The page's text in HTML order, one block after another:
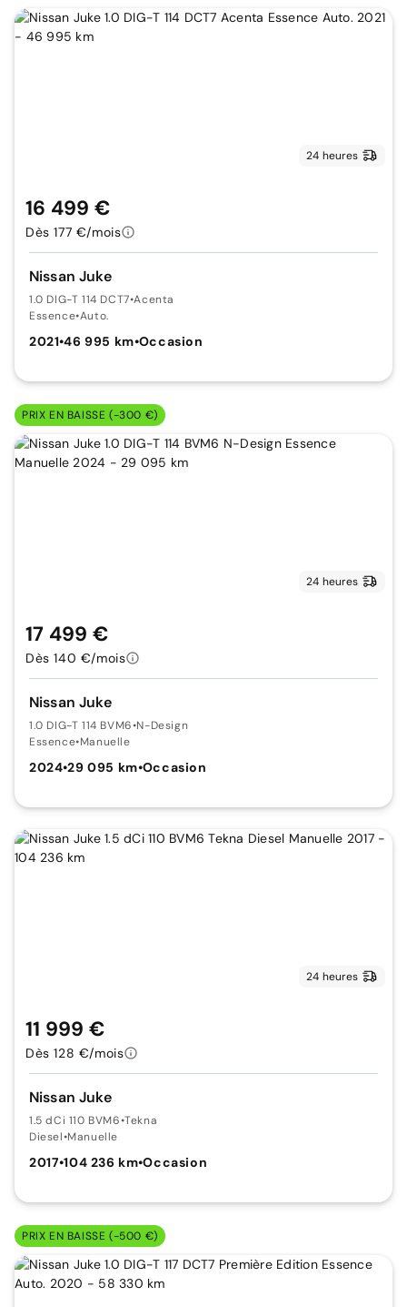
24 heures
Nissan Juke
1.0 DIG-T 114 DCT7•Acenta
Essence•Auto.
2021•46 995 km•Occasion
16 499 €
Dès 177 €/mois
PRIX EN BAISSE (-300 €)
24 heures
Nissan Juke
1.0 DIG-T 114 BVM6•N-Design
Essence•Manuelle
2024•29 095 km•Occasion
17 499 €
Dès 140 €/mois
24 heures
Nissan Juke
1.5 dCi 110 BVM6•Tekna
Diesel•Manuelle
2017•104 236 km•Occasion
11 999 €
Dès 128 €/mois
PRIX EN BAISSE (-500 €)